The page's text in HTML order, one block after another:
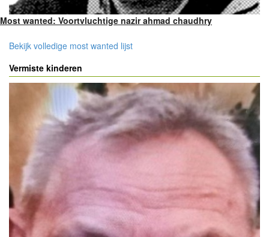
Most wanted: Voortvluchtige nazir ahmad chaudhry
Bekijk volledige most wanted lijst
Vermiste kinderen